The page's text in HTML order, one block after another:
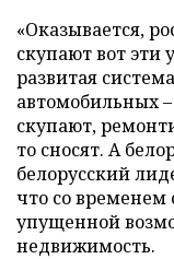
«Оказывается,
скупают вот эти
развитая
автомобильных
скупают,
то сносят. А
белорусский
что со временем
упущенной
недвижимость.